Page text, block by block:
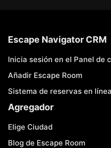
Escape Navigator CRM
Inicia sesión en el Panel de
Añadir Escape Room
Sistema de reservas en línea
Agregador
Elige Ciudad
Blog de Escape Room